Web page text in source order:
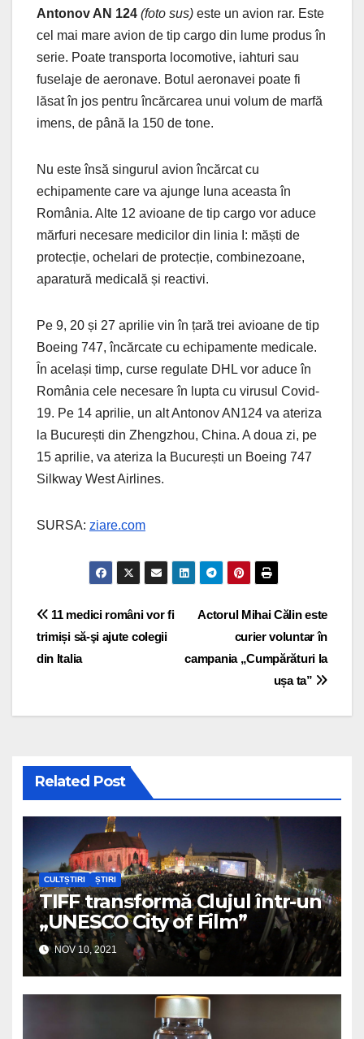
Antonov AN 124 (foto sus) este un avion rar. Este
cel mai mare avion de tip cargo din lume produs în
serie. Poate transporta locomotive, iahturi sau
fuselaje de aeronave. Botul aeronavei poate fi
lăsat în jos pentru încărcarea unui volum de marfă
imens, de până la 150 de tone.
Nu este însă singurul avion încărcat cu
echipamente care va ajunge luna aceasta în
România. Alte 12 avioane de tip cargo vor aduce
mărfuri necesare medicilor din linia I: măști de
protecție, ochelari de protecție, combinezoane,
aparatură medicală și reactivi.
Pe 9, 20 și 27 aprilie vin în țară trei avioane de tip
Boeing 747, încărcate cu echipamente medicale.
În același timp, curse regulate DHL vor aduce în
România cele necesare în lupta cu virusul Covid-
19. Pe 14 aprilie, un alt Antonov AN124 va ateriza
la București din Zhengzhou, China. A doua zi, pe
15 aprilie, va ateriza la București un Boeing 747
Silkway West Airlines.
SURSA: ziare.com
Actorul Mihai Călin este
curier voluntar în
campania „Cumpărături la
ușa ta”
11 medici români vor fi
trimiși să-şi ajute colegii
din Italia
Related Post
CULTȘTIRI ȘTIRI
TIFF transformă Clujul într-un
„UNESCO City of Film”
NOV 10, 2021